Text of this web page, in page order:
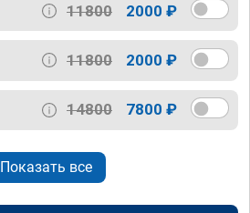
11800 2000 ₽
11800 2000 ₽
14800 7800 ₽
Показать все